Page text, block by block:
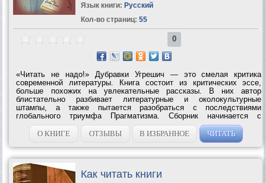
Язык книги: Русский
Кол-во страниц: 55
0
«Читать не надо!» Дубравки Угрешич — это смелая критика
современной литературы. Книга состоит из критических эссе,
больше похожих на увлекательные рассказы. В них автор
блистательно разбивает литературные и околокультурные
штампы, а также пытается разобраться с последствиями
глобального триумфа Прагматизма. Сборник начинается с
остроумной критики книгоиздательского дела, от которой Угрешич
переходит к гораздо более серьезным...
О КНИГЕ ОТЗЫВЫ В ИЗБРАННОЕ ЧИТАТЬ
Как читать книги